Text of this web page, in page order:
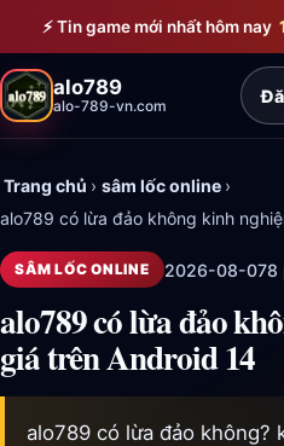
Bỏ qua đến nội dung chính
⚡ Tin game mới nhất hôm nay
alo789
alo-789-vn.com
Trang chủ › sâm lốc online ›
alo789 có lừa đảo không kinh
SÂM LỐC ONLINE 2026-08-078
alo789 có lừa đảo
giá trên Android 14
alo789 có lừa đảo không?